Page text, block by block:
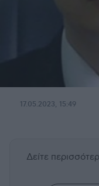
17.05.2023, 15:49
Δείτε